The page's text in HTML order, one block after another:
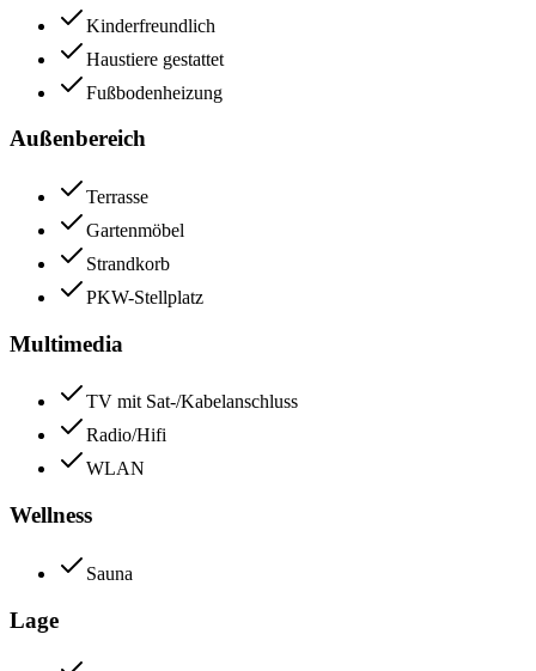
Kinderfreundlich
Haustiere gestattet
Fußbodenheizung
Außenbereich
Terrasse
Gartenmöbel
Strandkorb
PKW-Stellplatz
Multimedia
TV mit Sat-/Kabelanschluss
Radio/Hifi
WLAN
Wellness
Sauna
Lage